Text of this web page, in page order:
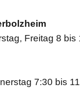
Freitag 8
7:30 bis